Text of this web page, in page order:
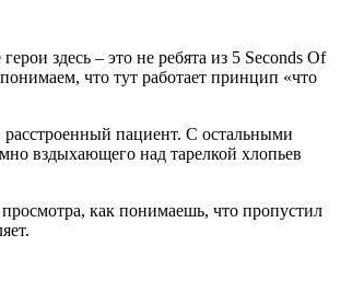
здесь – это не ребята из 5 Seconds Of
что тут работает принцип «что
пациент. С остальными
вздыхающего над тарелкой хлопьев
как понимаешь, что пропустил